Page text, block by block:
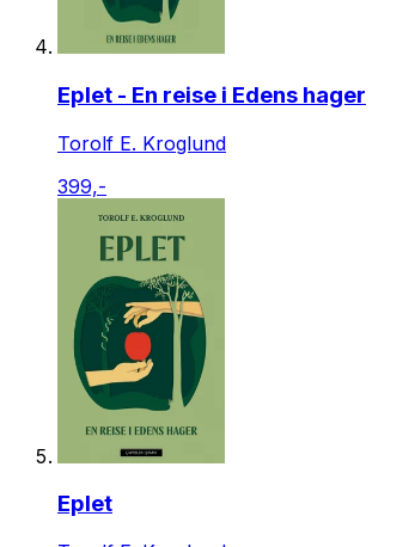
Eplet - En reise i Edens hager
Torolf E. Kroglund
399,-
Eplet